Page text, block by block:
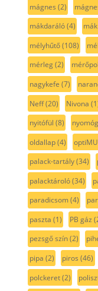
mágnes (2)
mákdaráló(4)
mélyhűtő(108)
mérleg(2)
nagykefe (7)
Neff(20) Nivona
nyitófül (8)
oldallap(4)
palack-tartály(34)
palacktároló(34)
paradicsom(4)
paszta (1) PB gáz
pezsgő szín(2)
pipa (2) piros (46)
polckeret(2)